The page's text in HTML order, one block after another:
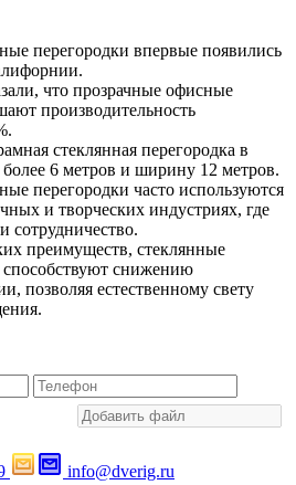
перегородки впервые появились
что прозрачные офисные
производительность
стеклянная перегородка в
6 метров и ширину 12 метров.
перегородки часто используются
и творческих индустриях, где
сотрудничество.
преимуществ, стеклянные
способствуют снижению
позволяя естественному свету
info@dverig.ru